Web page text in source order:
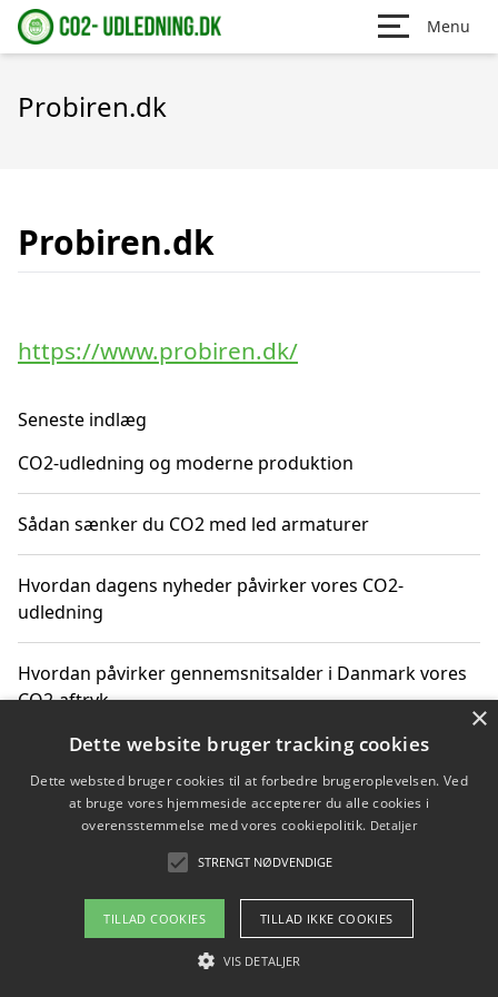
Menu
Probiren.dk
Probiren.dk
https://www.probiren.dk/
Seneste indlæg
CO2-udledning og moderne produktion
Sådan sænker du CO2 med led armaturer
Hvordan dagens nyheder påvirker vores CO2-
udledning
Hvordan påvirker gennemsnitsalder i Danmark vores
CO2-aftryk
Hvordan nyheder om CO2-udledning påvirker vores
hverdag
Om / kontakt
Blog Betingelser
×
Dette website bruger tracking cookies
Dette websted bruger cookies til at forbedre brugeroplevelsen. Ved
at bruge vores hjemmeside accepterer du alle cookies i
overensstemmelse med vores cookiepolitik. Detaljer
STRENGT NØDVENDIGE
TILLAD COOKIES TILLAD IKKE COOKIES
VIS DETALJER